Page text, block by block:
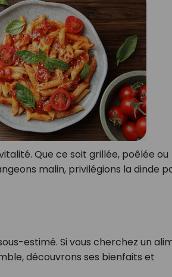
Que ce soit grillée, poêlée ou
malin, privilégions la dinde
estimé. Si vous cherchez un
découvrons ses bienfaits et